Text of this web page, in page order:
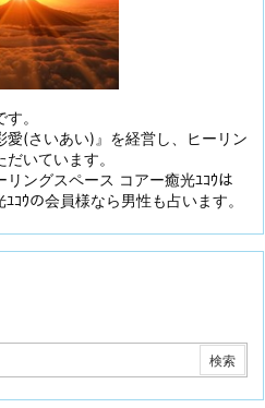
。
(さいあい)』を経営し、ヒーリン
いています。
リングスペース コアー癒光ﾕｺｳは
ｺｳの会員様なら男性も占います。